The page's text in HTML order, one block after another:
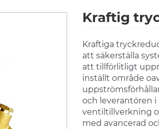
Kraftig
Kraftiga
att säkerställa
att tillförlitligt
inställt område
och leverantören i
ventiltillverkning
med avancerad